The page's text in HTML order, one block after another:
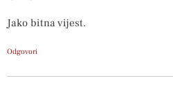
Jako bitna vijest.
Odgovori